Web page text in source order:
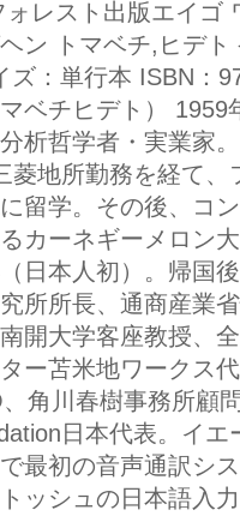
レスト出版エイゴ
ン トマベチ,ヒデ
ズ：単行本 ISBN：
ベチヒデト）
析哲学者・実業家
菱地所勤務を経て
留学。その後、コ
カーネギーメロン
日本人初）。帰国
所所長、通商産業
開大学客座教授、
ー苫米地ワークス
、角川春樹事務所
日本代表。イエ
最初の音声通訳シ
ッシュの日本語入